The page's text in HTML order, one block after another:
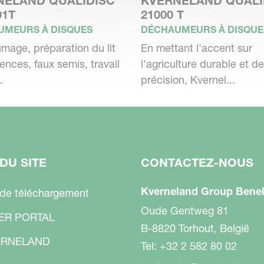
élevées de résidus tels que les résidus
la largeur de travail et d'un besoin réduit
d'efficacité maximale.
À DISQUES
préparation du lit
faux semis, travail
21000 T
DÉCHAUMEURS À
En mettant l'accent sur
l'agriculture durable et de
précision, Kvernel...
SITE
téléchargement
PORTAL
CONTACTEZ-NOUS
Kverneland Group
Oude Gentweg 81
B-8820 Torhout, België
Tel: +32 2 582 80 02